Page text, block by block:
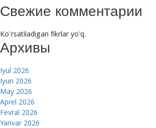
Свежие комментарии
Ko'rsatiladigan fikrlar yo'q.
Архивы
Iyul 2026
Iyun 2026
May 2026
Aprel 2026
Fevral 2026
Yanvar 2026